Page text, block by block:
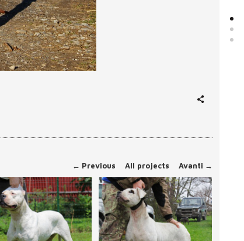
← Previous All projects Avanti →
DEL PICADERO
FEMMINE
BULLA DEL PICADERO
FEMMINE